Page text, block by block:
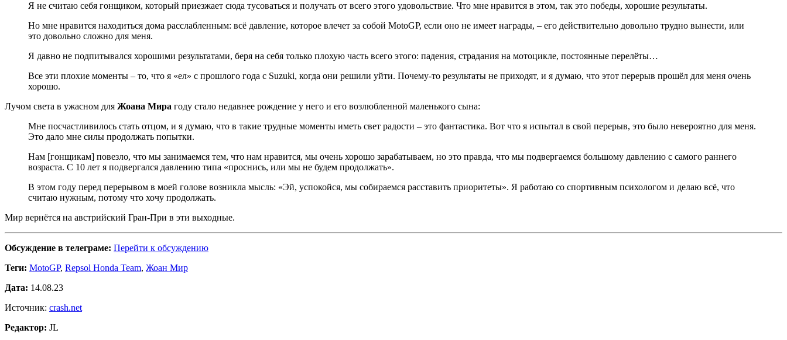
Я не считаю себя гонщиком, который приезжает сюда тусоваться и получать от всего этого удовольствие. Что мне нравится в этом, так это победы, хорошие результаты.
Но мне нравится находиться дома расслабленным: всё давление, которое влечет за собой MotoGP, если оно не имеет награды, – его действительно довольно трудно вынести, или
это довольно сложно для меня.
Я давно не подпитывался хорошими результатами, беря на себя только плохую часть всего этого: падения, страдания на мотоцикле, постоянные перелёты…
Все эти плохие моменты – то, что я «ел» с прошлого года с Suzuki, когда они решили уйти. Почему-то результаты не приходят, и я думаю, что этот перерыв прошёл для меня очень
хорошо.
Лучом света в ужасном для Жоана Мира году стало недавнее рождение у него и его возлюбленной маленького сына:
Мне посчастливилось стать отцом, и я думаю, что в такие трудные моменты иметь свет радости – это фантастика. Вот что я испытал в свой перерыв, это было невероятно для меня.
Это дало мне силы продолжать попытки.
Нам [гонщикам] повезло, что мы занимаемся тем, что нам нравится, мы очень хорошо зарабатываем, но это правда, что мы подвергаемся большому давлению с самого раннего
возраста. С 10 лет я подвергался давлению типа «проснись, или мы не будем продолжать».
В этом году перед перерывом в моей голове возникла мысль: «Эй, успокойся, мы собираемся расставить приоритеты». Я работаю со спортивным психологом и делаю всё, что
считаю нужным, потому что хочу продолжать.
Мир вернётся на австрийский Гран-При в эти выходные.
Обсуждение в телеграме: Перейти к обсуждению
Теги: MotoGP, Repsol Honda Team, Жоан Мир
Дата: 14.08.23
Источник: crash.net
Редактор: JL